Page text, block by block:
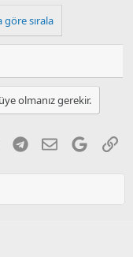
sırala
olmanız gerekir.
Telegram
E-postaGoogle